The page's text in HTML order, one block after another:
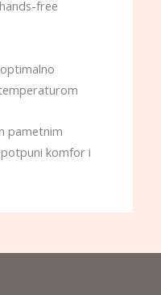
free
pametnim
komfor i